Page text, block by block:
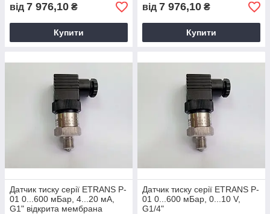
від 7 976,10 ₴
Купити
від 7 976,10 ₴
Купити
Датчик тиску серії ETRANS P-
01 0...600 мБар, 4...20 мА,
G1" відкрита мембрана
Датчик тиску серії ETRANS P-
01 0...600 мБар, 0...10 V,
G1/4"